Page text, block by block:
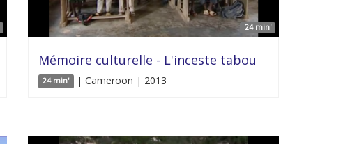
24 min'
Mémoire culturelle - L'inceste tabou
24 min' | Cameroon | 2013